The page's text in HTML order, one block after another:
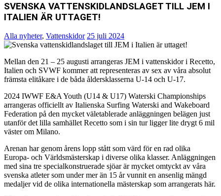
SVENSKA VATTENSKIDLANDSLAGET TILL JEM I
ITALIEN ÄR UTTAGET!
Alla nyheter, Vattenskidor 25 juli 2024
Mellan den 21 – 25 augusti arrangeras JEM i vattenskidor i Recetto,
Italien och SVWF kommer att representeras av sex av våra absolut
främsta elitåkare i de båda åldersklasserna U-14 och U-17.
2024 IWWF E&A Youth (U14 & U17) Waterski Championships
arrangeras officiellt av Italienska Surfing Waterski and Wakeboard
Federation på den mycket väletablerade anläggningen belägen just
utanför det lilla samhället Recetto som i sin tur ligger lite drygt 6 mil
väster om Milano.
Arenan har genom årens lopp stått som värd för en rad olika
Europa- och Världsmästerskap i diverse olika klasser. Anläggningen
med sina tre specialkonstruerade sjöar är mycket omtyckt av våra
svenska atleter som under mer än 15 år vunnit en ansenlig mängd
medaljer vid de olika internationella mästerskap som arrangerats här.